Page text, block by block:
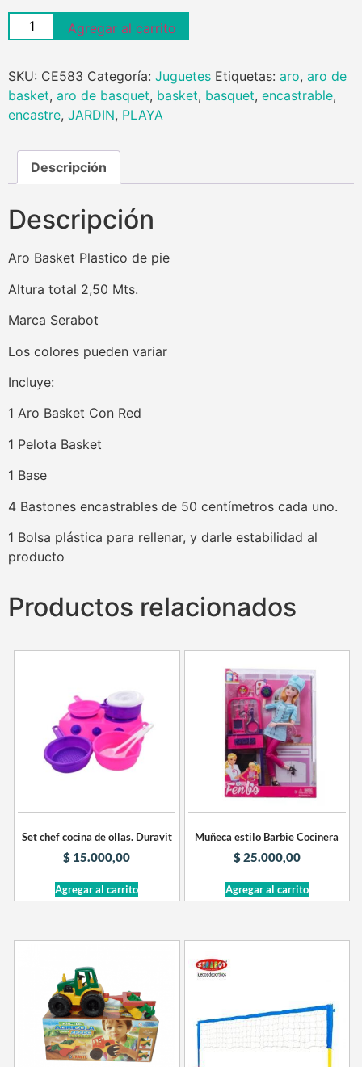
Agregar al carrito
SKU: CE583 Categoría: Juguetes Etiquetas: aro, aro de
basket, aro de basquet, basket, basquet, encastrable,
encastre, JARDIN, PLAYA
Descripción
Descripción
Aro Basket Plastico de pie
Altura total 2,50 Mts.
Marca Serabot
Los colores pueden variar
Incluye:
1 Aro Basket Con Red
1 Pelota Basket
1 Base
4 Bastones encastrables de 50 centímetros cada uno.
1 Bolsa plástica para rellenar, y darle estabilidad al
producto
Productos relacionados
Set chef cocina de ollas. Duravit
$ 15.000,00
Agregar al carrito
Muñeca estilo Barbie Cocinera
$25.000,00
Agregar al carrito